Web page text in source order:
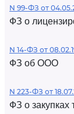
N 99-ФЗ от
ФЗ о
N 14-ФЗ от
ФЗ об ООО
N 223-ФЗ от
ФЗ о закупках